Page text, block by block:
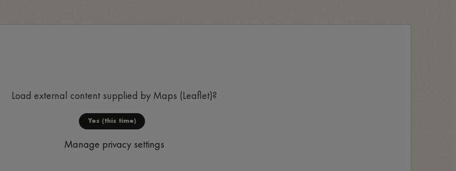
Load external content supplied by Maps (Leaflet)?
Yes (this time)
Manage privacy settings